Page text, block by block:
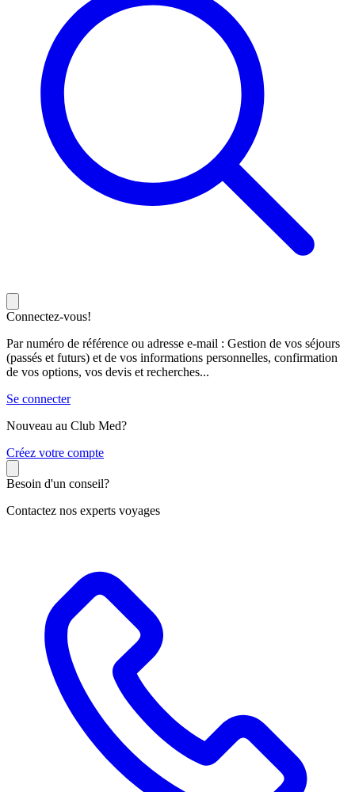
Connectez-vous!
Par numéro de référence ou adresse e-mail : Gestion de vos séjours
(passés et futurs) et de vos informations personnelles, confirmation
de vos options, vos devis et recherches...
Se connecter
Nouveau au Club Med?
Créez votre compte
Besoin d'un conseil?
Contactez nos experts voyages